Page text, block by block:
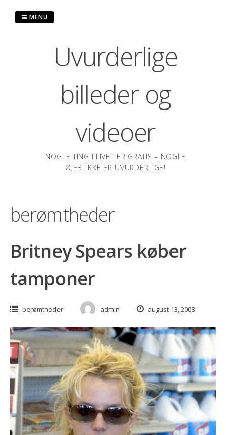
Uvurderlige
billeder og
videoer
NOGLE TING I LIVET ER GRATIS – NOGLE
ØJEBLIKKE ER UVURDERLIGE!
MENU
berømtheder
Britney Spears køber
tamponer
berømtheder admin august 13, 2008